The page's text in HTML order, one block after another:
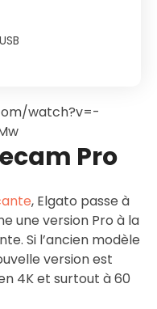
watch?v=-
Pro
, Elgato passe à
une version Pro à la
Si l’ancien modèle
version est
4K et surtout à 60